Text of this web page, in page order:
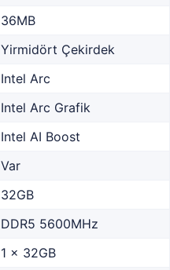
36MB
Yirmidört Çekirdek
Intel Arc
Intel Arc Grafik
Intel AI Boost
Var
32GB
DDR5 5600MHz
1 x 32GB